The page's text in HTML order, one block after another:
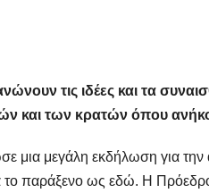
τις ιδέες και τα
και των κρατών όπου
μια μεγάλη εκδήλωση για
παράξενο ως εδώ. Η